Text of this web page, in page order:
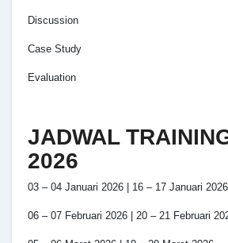
Discussion
Case Study
Evaluation
JADWAL
2026
03 – 04 Januari 2026 | 16 – 17 Januari 2026
06 – 07 Februari 2026 | 20 – 21 Februari